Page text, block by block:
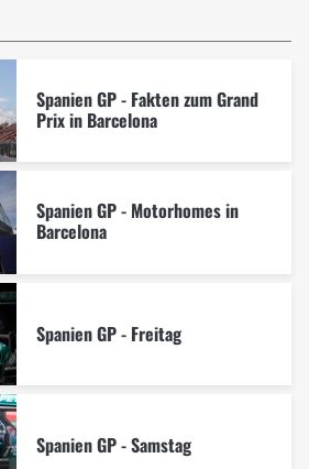
Spanien GP - Fakten zum Grand
Prix in Barcelona
Spanien GP - Motorhomes in
Barcelona
Spanien GP - Freitag
Spanien GP - Samstag